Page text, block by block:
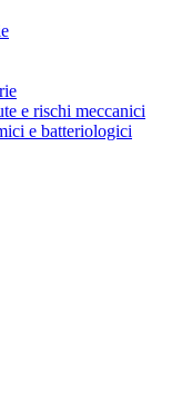
e rischi meccanici
e batteriologici